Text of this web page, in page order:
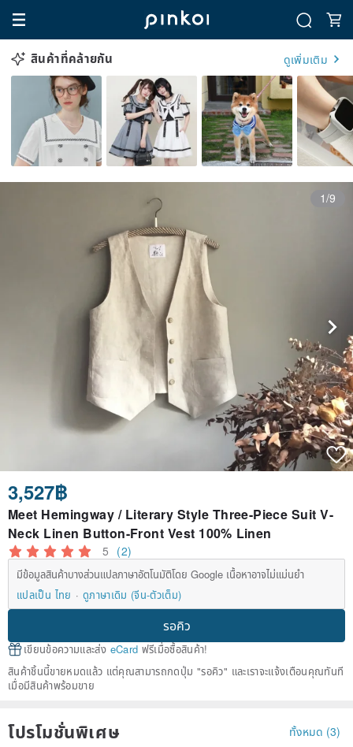
สินค้าที่คล้ายกัน ดูเพิ่มเติม
1/9
3,527฿
Meet Hemingway / Literary Style Three-Piece Suit V-
Neck Linen Button-Front Vest 100% Linen
5 (2)
มีข้อมูลสินค้าบางส่วนแปลภาษาอัตโนมัติโดย Google เนื้อหาอาจไม่แม่นยำ
แปลเป็น ไทย
ดูภาษาเดิม (จีน-ตัวเต็ม)
รอคิว
เขียนข้อความและส่ง eCard ฟรีเมื่อซื้อสินค้า!
สินค้าชิ้นนี้ขายหมดแล้ว แต่คุณสามารถกดปุ่ม "รอคิว" และเราจะแจ้งเตือนคุณทันที
เมื่อมีสินค้าพร้อมขาย
โปรโมชั่นพิเศษ ทั้งหมด (3)